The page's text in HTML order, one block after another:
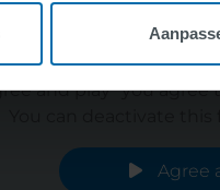
between
and play" you
Agree